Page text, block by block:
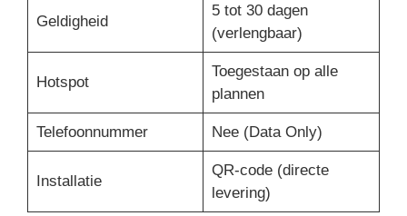
Geldigheid
5 tot 30 dagen
(verlengbaar)
Hotspot
Toegestaan op alle
plannen
Telefoonnummer Nee (Data Only)
Installatie
QR-code (directe
levering)